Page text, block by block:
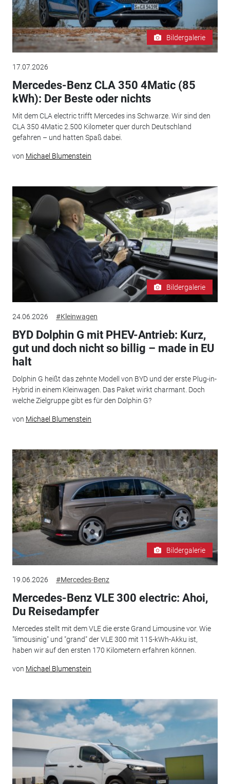
Bildergalerie
17.07.2026
Mercedes-Benz CLA 350 4Matic (85
kWh): Der Beste oder nichts
Mit dem CLA electric trifft Mercedes ins Schwarze. Wir sind den
CLA 350 4Matic 2.500 Kilometer quer durch Deutschland
gefahren – und hatten Spaß dabei.
von Michael Blumenstein
Bildergalerie
24.06.2026 #Kleinwagen
BYD Dolphin G mit PHEV-Antrieb: Kurz,
gut und doch nicht so billig – made in EU
halt
Dolphin G heißt das zehnte Modell von BYD und der erste Plug-in-
Hybrid in einem Kleinwagen. Das Paket wirkt charmant. Doch
welche Zielgruppe gibt es für den Dolphin G?
von Michael Blumenstein
Bildergalerie
19.06.2026 #Mercedes-Benz
Mercedes-Benz VLE 300 electric: Ahoi,
Du Reisedampfer
Mercedes stellt mit dem VLE die erste Grand Limousine vor. Wie
"limousinig" und "grand" der VLE 300 mit 115-kWh-Akku ist,
haben wir auf den ersten 170 Kilometern erfahren können.
von Michael Blumenstein